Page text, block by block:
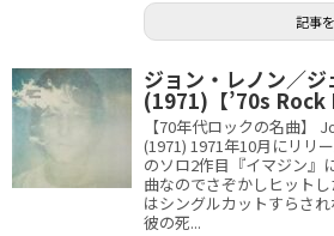
記事
ジョン・レノン／ジ
(1971)【’70s Rock
【70年代ロックの名曲】
(1971) 1971年10月にリリ
のソロ2作目『イマジン』
曲なのでさぞかしヒット
はシングルカットすらさ
彼の死...